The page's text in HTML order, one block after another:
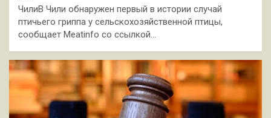
ЧилиВ Чили обнаружен первый в истории случай
птичьего гриппа у сельскохозяйственной птицы,
сообщает Meatinfo со ссылкой…